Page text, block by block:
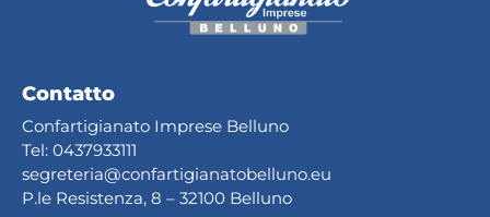
Contatto
Confartigianato Imprese Belluno
Tel: 0437933111
segreteria@confartigianatobelluno.eu
P.le Resistenza, 8 – 32100 Belluno